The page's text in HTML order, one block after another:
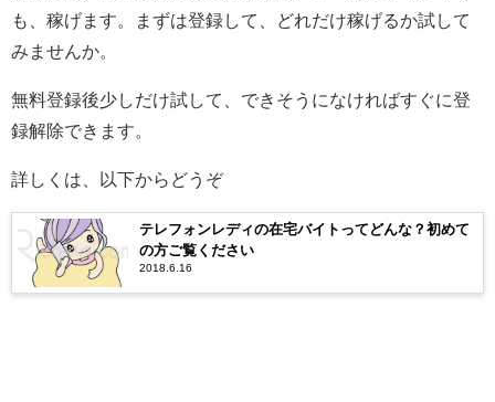
も、稼げます。まずは登録して、どれだけ稼げるか試して
みませんか。
無料登録後少しだけ試して、できそうになければすぐに登
録解除できます。
詳しくは、以下からどうぞ
テレフォンレディの在宅バイトってどんな？初めて
の方ご覧ください
2018.6.16